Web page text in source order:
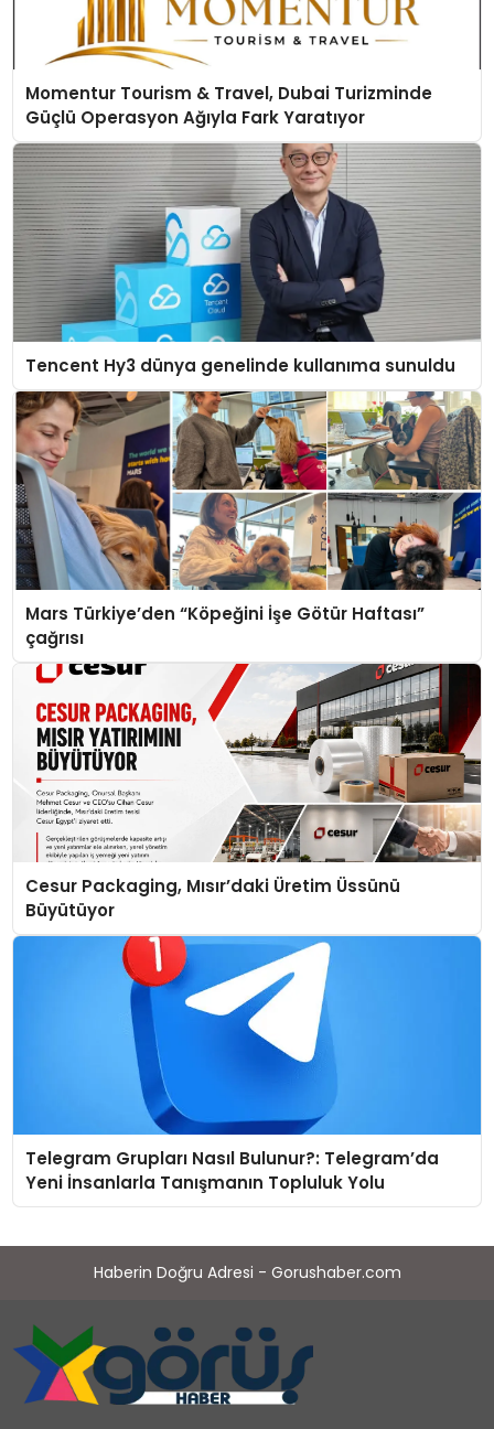
Momentur Tourism & Travel, Dubai Turizminde
Güçlü Operasyon Ağıyla Fark Yaratıyor
Tencent Hy3 dünya genelinde kullanıma sunuldu
Mars Türkiye’den “Köpeğini İşe Götür Haftası”
çağrısı
Cesur Packaging, Mısır’daki Üretim Üssünü
Büyütüyor
Telegram Grupları Nasıl Bulunur?: Telegram’da
Yeni İnsanlarla Tanışmanın Topluluk Yolu
Haberin Doğru Adresi - Gorushaber.com